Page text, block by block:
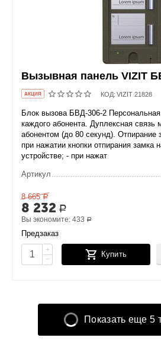
Вызывная панель VIZIT
AКЦИЯ КОД: VIZIT 21828
Блок вызова БВД-306-2
каждого абонента. Дуплексная связь
абонентом (до 80 секунд). Отпирание
при нажатии кнопки отпирания замка
устройстве; - при нажат
Артикул
8 665 Р
8 232 Р
Вы экономите:433 Р
Предзаказ
+
−
Купить
Показать еще 5